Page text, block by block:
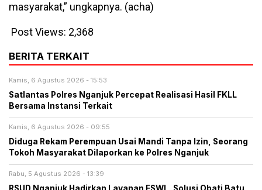
masyarakat,” ungkapnya. (acha)
Post Views: 2,368
BERITA TERKAIT
Kamis, 6 Agustus 2026 - 15:53
Satlantas Polres Nganjuk Percepat Realisasi Hasil FKLL
Bersama Instansi Terkait
Kamis, 6 Agustus 2026 - 09:55
Diduga Rekam Perempuan Usai Mandi Tanpa Izin, Seorang
Tokoh Masyarakat Dilaporkan ke Polres Nganjuk
Rabu, 5 Agustus 2026 - 13:39